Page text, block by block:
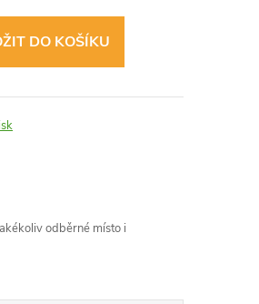
DO KOŠÍKU
odběrné místo i